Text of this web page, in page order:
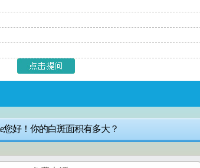
您好！你的白斑面积有多大？